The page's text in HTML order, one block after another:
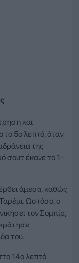
και
5ο λεπτό, όταν
της
σουτ έκανε το 1-
άμεσα, καθώς
Ωστόσο, ο
τον Σομπίρ,
του.
14ο λεπτό